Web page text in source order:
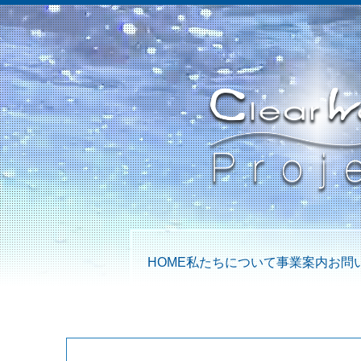
HOME私たちについて事業案内お問